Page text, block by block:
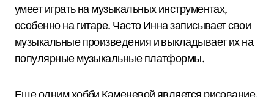
умеет играть на музыкальных инструментах,
особенно на гитаре. Часто Инна записывает свои
музыкальные произведения и выкладывает их на
популярные музыкальные платформы.